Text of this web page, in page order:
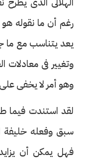
رغم أن ما نقوله هو
يعد يتناسب مع ما
وتغيير فى معادلات
وهو أمر لا يخفى
لقد استندت فيما
سبق وفعله خليفة
فهل يمكن أن